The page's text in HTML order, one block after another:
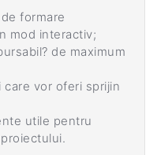
formare
mod interactiv;
de maximum
care vor oferi sprijin
utile pentru